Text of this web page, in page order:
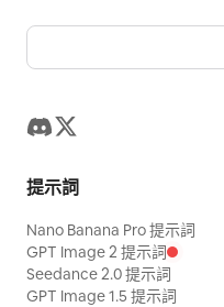
提示詞
Nano Banana Pro 提示詞
GPT Image 2 提示詞
Seedance 2.0 提示詞
GPT Image 1.5 提示詞